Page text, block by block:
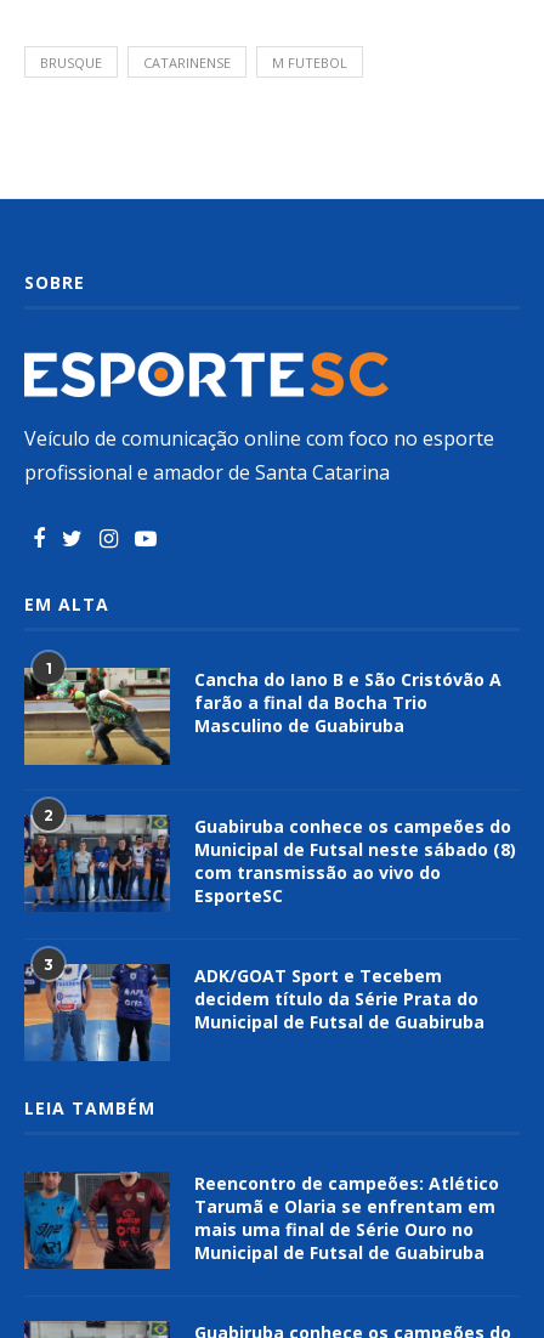
BRUSQUE CATARINENSE M FUTEBOL
SOBRE
Veículo de comunicação online com foco no esporte
profissional e amador de Santa Catarina
EM ALTA
1
Cancha do Iano B e São Cristóvão A
farão a final da Bocha Trio
Masculino de Guabiruba
2
Guabiruba conhece os campeões do
Municipal de Futsal neste sábado (8)
com transmissão ao vivo do
EsporteSC
3
ADK/GOAT Sport e Tecebem
decidem título da Série Prata do
Municipal de Futsal de Guabiruba
LEIA TAMBÉM
Reencontro de campeões: Atlético
Tarumã e Olaria se enfrentam em
mais uma final de Série Ouro no
Municipal de Futsal de Guabiruba
Guabiruba conhece os campeões do